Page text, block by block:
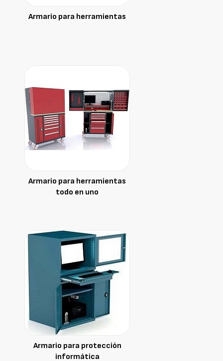
Armario para herramientas
Armario para herramientas
todo en uno
Armario para protección
informática